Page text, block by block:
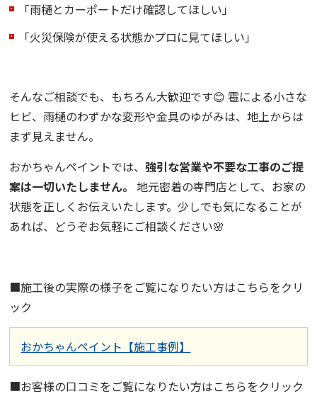
「雨樋とカーポートだけ確認してほしい」
「火災保険が使える状態かプロに見てほしい」
そんなご相談でも、もちろん大歓迎です😊 雹による小さな
ヒビ、雨樋のわずかな変形や金具のゆがみは、地上からは
まず見えません。
おかちゃんペイントでは、強引な営業や不要な工事のご提
案は一切いたしません。 地元密着の専門店として、お家の
状態を正しくお伝えいたします。少しでも気になることが
あれば、どうぞお気軽にご相談ください🌸
■施工後の実際の様子をご覧になりたい方はこちらをクリ
ック
おかちゃんペイント【施工事例】
■お客様の口コミをご覧になりたい方はこちらをクリック